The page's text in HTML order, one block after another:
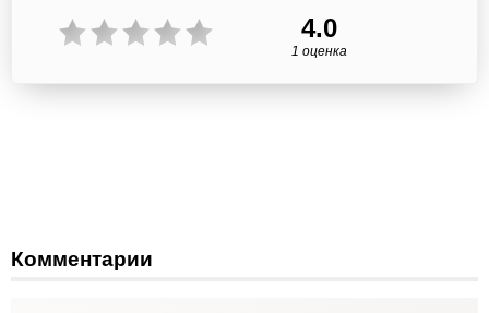
4.0
1 оценка
Комментарии